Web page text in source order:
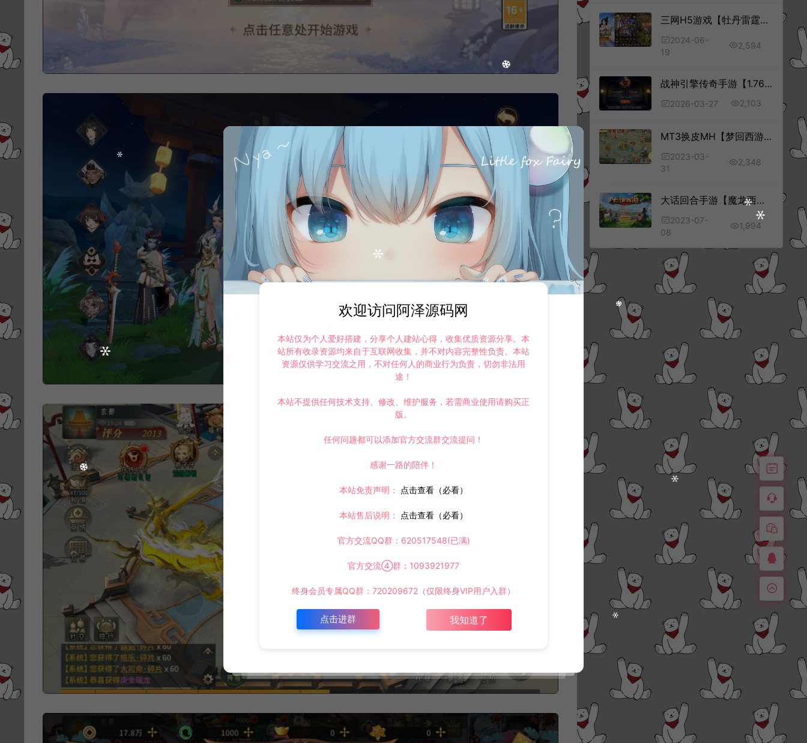
三网H5游戏【牡丹雷霆2H5多区跨服版】6月最新整理Linux手工服务端+多区跨服+管理后台+GM分级授权后台+详细搭建教程
2024-06-
19
2,594
战神引擎传奇手游【1.76归尘复古三职业[白猪3.1]】3月最新整理Win一键服务端+GM授权后台+安卓苹果双端+详细搭建教程+视频教程
2026-03-27 2,103
MT3换皮MH【梦回西游】3月最新整理Linux手工服务端+管理后台+GM后台+福利后台+安卓苹果双端+详细搭建教程
2023-03-
31
2,348
大话回合手游【魔龙西游】7月最新整理Linux手工服务端+全套源码+管理后台+安卓苹果双端+详细搭建教程+视频教程
2023-07-
08
1,994
欢迎访问阿泽源码网
本站仅为个人爱好搭建，分享个人建站心得，收集优质资源分享。本
站所有收录资源均来自于互联网收集，并不对内容完整性负责。本站
资源仅供学习交流之用，不对任何人的商业行为负责，切勿非法用
途！
本站不提供任何技术支持、修改、维护服务，若需商业使用请购买正
版。
任何问题都可以添加官方交流群交流提问！
感谢一路的陪伴！
本站免责声明： 点击查看（必看）
本站售后说明： 点击查看（必看）
官方交流QQ群：620517548(已满)
官方交流④群：1093921977
终身会员专属QQ群：720209672（仅限终身VIP用户入群）
点击进群 我知道了